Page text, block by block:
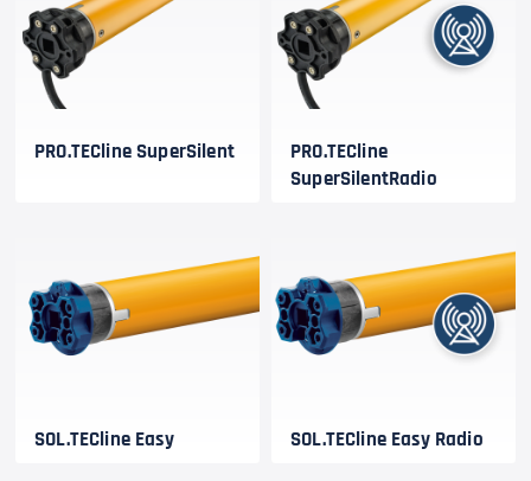
PRO.TECline SuperSilent
PRO.TECline
SuperSilentRadio
SOL.TECline Easy SOL.TECline Easy Radio